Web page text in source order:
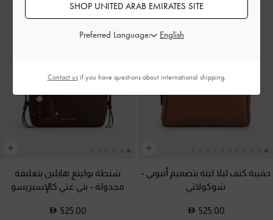
حقيبة كتف ليلا لينة بتصميم أنبوبي -
شوكولاتي
525.00
شنطة بولينغ هايلين بتعليقة
مجدولة - بني غني كالإسبريسو
525.00
SHOP UNITED ARAB EMIRATES SITE
Preferred Language:
Contact usif you have questions about international shipping.